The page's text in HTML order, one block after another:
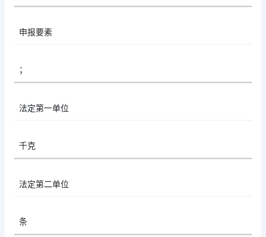
申报要素
；
法定第一单位
千克
法定第二单位
条